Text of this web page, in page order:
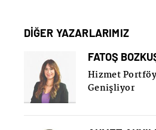
DİĞER YAZARLARIMIZ
FATOŞ
Hizmet
Genişliyor